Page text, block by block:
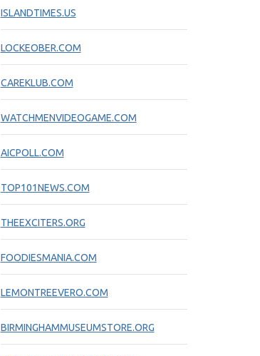
ISLANDTIMES.US
LOCKEOBER.COM
CAREKLUB.COM
WATCHMENVIDEOGAME.COM
AICPOLL.COM
TOP101NEWS.COM
THEEXCITERS.ORG
FOODIESMANIA.COM
LEMONTREEVERO.COM
BIRMINGHAMMUSEUMSTORE.ORG